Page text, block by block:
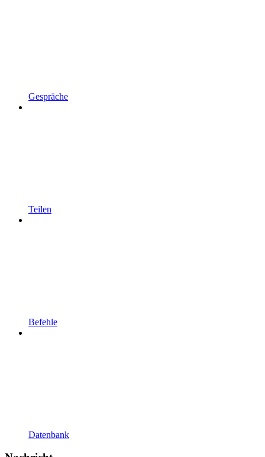
Gespräche
Teilen
Befehle
Datenbank